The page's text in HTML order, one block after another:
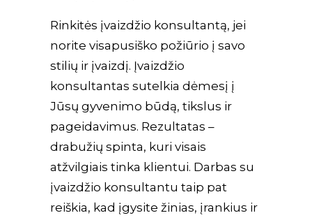
Rinkitės įvaizdžio konsultantą, jei
norite visapusiško požiūrio į savo
stilių ir įvaizdį. Įvaizdžio
konsultantas sutelkia dėmesį į
Jūsų gyvenimo būdą, tikslus ir
pageidavimus. Rezultatas –
drabužių spinta, kuri visais
atžvilgiais tinka klientui. Darbas su
įvaizdžio konsultantu taip pat
reiškia, kad įgysite žinias, įrankius ir